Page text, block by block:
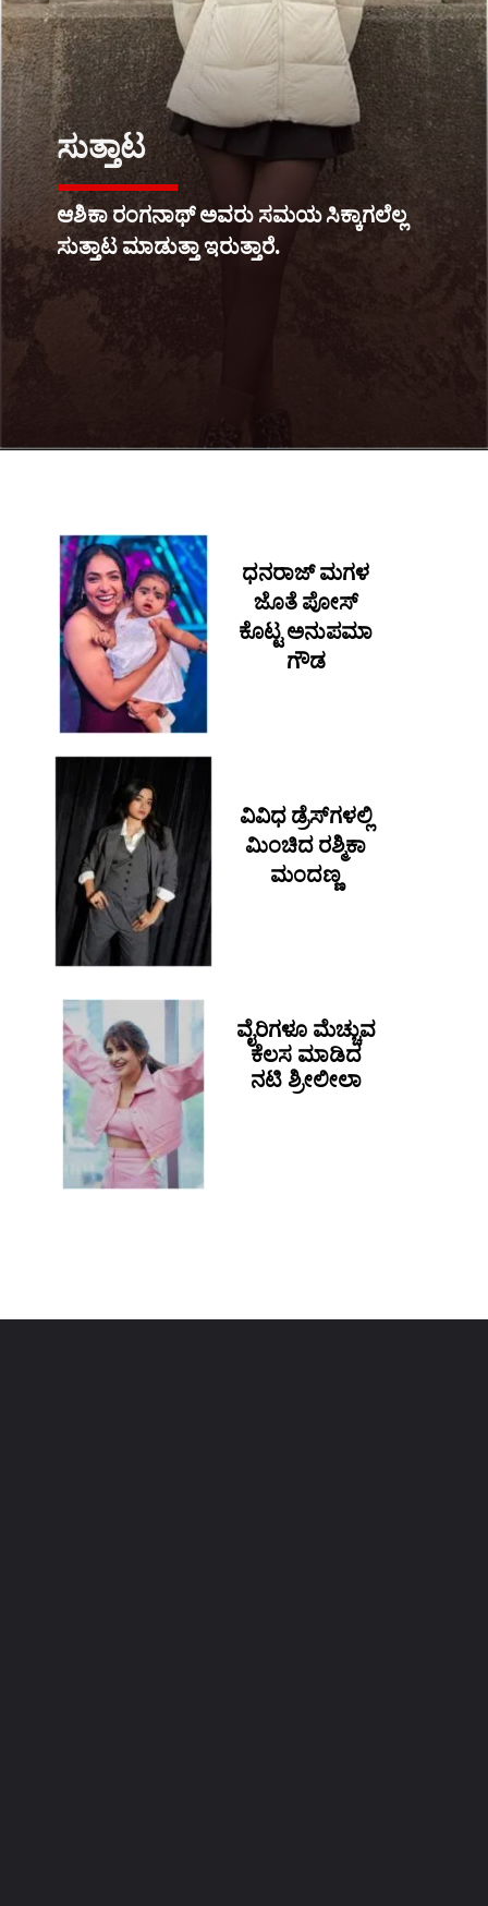
ಆಶಿಕಾ ರಂಗನಾಥ್ ಅವರು ಸಮಯ ಸಿಕ್ಕಾಗಲೆಲ್ಲ
ಸುತ್ತಾಟ ಮಾಡುತ್ತಾ ಇರುತ್ತಾರೆ.
ಸುತ್ತಾಟ
ವಿವಿಧ ಡ್ರೆಸ್​ಗಳಲ್ಲಿ
ಮಿಂಚಿದ ರಶ್ಮಿಕಾ
ಮಂದಣ್ಣ
ವೈರಿಗಳೂ ಮೆಚ್ಚುವ
ಕೆಲಸ ಮಾಡಿದ
ನಟಿ ಶ್ರೀಲೀಲಾ
ಧನರಾಜ್ ಮಗಳ
ಜೊತೆ ಪೋಸ್
ಕೊಟ್ಟ ಅನುಪಮಾ
ಗೌಡ